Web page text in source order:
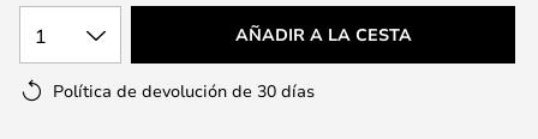
1 AÑADIR A LA CESTA
Política de devolución de 30 días